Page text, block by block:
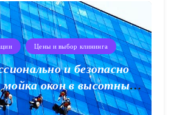
Цены и выбор клининга
и безопасно
мойка окон в высотных
зданиях